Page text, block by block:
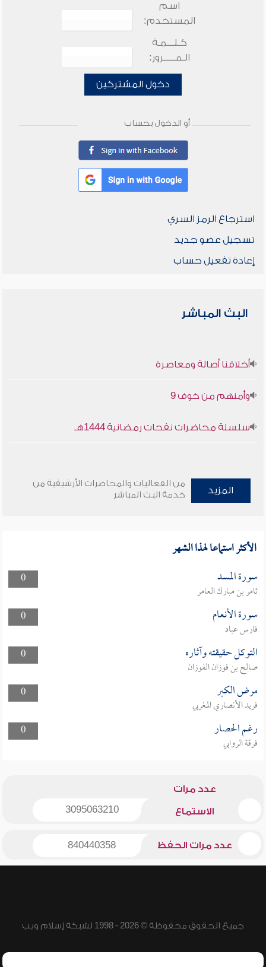
اسم
المستخدم:
كـلـــمـة
الـمـــــرور:
دخول المشتركين
أو الدخول بحساب
استرجاع الرمز السري
تسجيل عضو جديد
إعادة تفعيل حساب
البث المباشر
أخلاقنا أصالة ومعاصرة
وأمنهم من خوف 9
سلسلة محاضرات نفحات رمضانية 1444هـ
المزيد
من الفعاليات والمحاضرات الأرشيفية من
خدمة البث المباشر
الأكثر استماعا لهذا الشهر
0 سورة المسد
ثامر بن مبارك العامر
0
سورة الأنعام
فارس عباد
0
التوكل حقيقته وآثاره
صالح بن فوزان الفوزان
0
مرض الكبر
فريد الأنصاري المغربي
0
رغم الحصار
فرقة الروابي
عدد مرات
الاستماع 3095063210
عدد مرات الحفظ 840440358
جميع الحقوق محفوظة © 2026 - 1998 لشبكة إسلام ويب